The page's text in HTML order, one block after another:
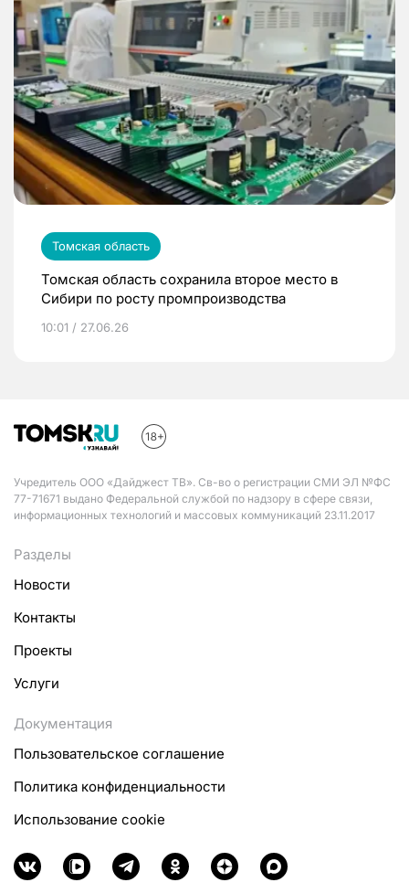
Томская область
Томская область сохранила второе место в
Сибири по росту промпроизводства
10:01 / 27.06.26
Учредитель ООО «Дайджест ТВ». Св-во о регистрации СМИ ЭЛ №ФС
77-71671 выдано Федеральной службой по надзору в сфере связи,
информационных технологий и массовых коммуникаций 23.11.2017
Разделы
Новости
Контакты
Проекты
Услуги
Документация
Пользовательское соглашение
Политика конфиденциальности
Использование cookie